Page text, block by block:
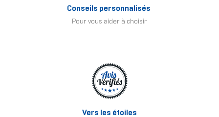
Conseils personnalisés
Pour vous aider à choisir
Vers les étoiles